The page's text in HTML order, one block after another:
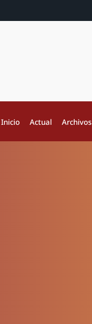
Inicio Actual Archivos